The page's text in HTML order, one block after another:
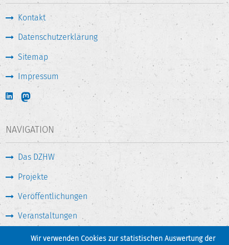
Wir verwenden Cookies zur statistischen Auswertung der
Kontakt
Datenschutzerklärung
Sitemap
Impressum
NAVIGATION
Das DZHW
Projekte
Veröffentlichungen
Veranstaltungen
Medien & Service